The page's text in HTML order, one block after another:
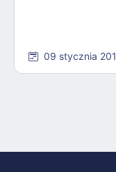
09 stycznia